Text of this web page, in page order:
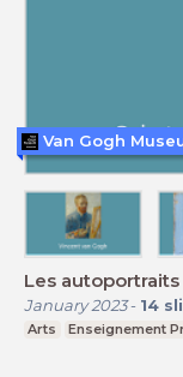
Les
January 2023- 14
Arts Enseignement
Van Gogh